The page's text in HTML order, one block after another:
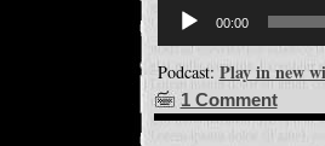
d'àudio
00:00
Podcast: Play in new
1 Comment